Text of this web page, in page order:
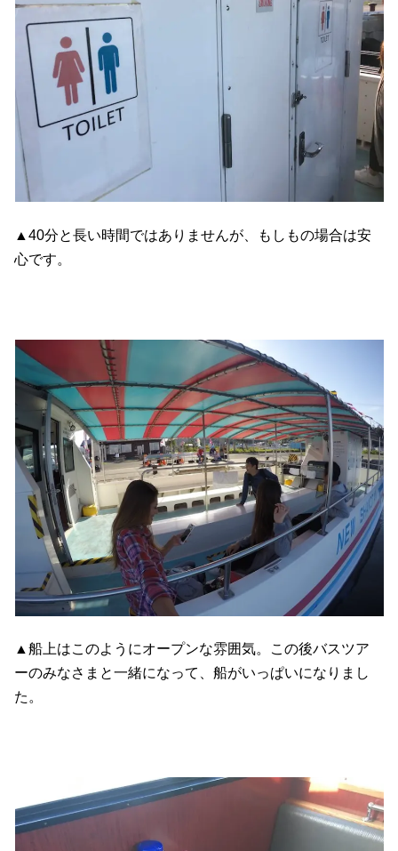
▲40分と長い時間ではありませんが、もしもの場合は安
心です。
▲船上はこのようにオープンな雰囲気。この後バスツア
ーのみなさまと一緒になって、船がいっぱいになりまし
た。